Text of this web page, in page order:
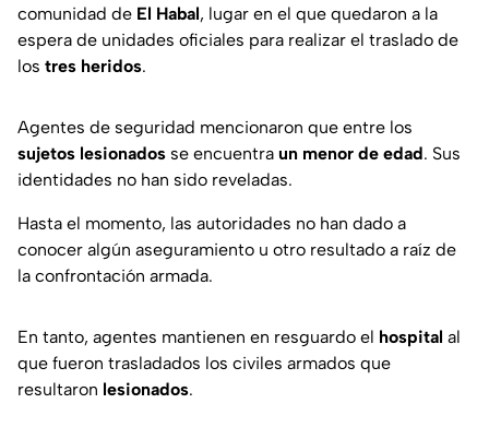
comunidad de El Habal, lugar en el que quedaron a la
espera de unidades oficiales para realizar el traslado de
los tres heridos.
Agentes de seguridad mencionaron que entre los
sujetos lesionados se encuentra un menor de edad. Sus
identidades no han sido reveladas.
Hasta el momento, las autoridades no han dado a
conocer algún aseguramiento u otro resultado a raíz de
la confrontación armada.
En tanto, agentes mantienen en resguardo el hospital al
que fueron trasladados los civiles armados que
resultaron lesionados.